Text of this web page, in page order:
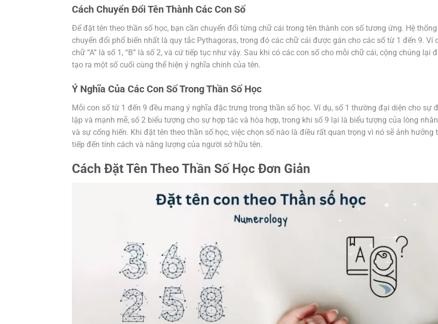
Cách Chuyển Đổi Tên Thành Các Con Số
Để đặt tên theo thần số học, bạn cần chuyển đổi từng chữ cái trong tên thành con số tương ứng. Hệ thống
chuyển đổi phổ biến nhất là quy tắc Pythagoras, trong đó các chữ cái được gán cho các số từ 1 đến 9. Ví
chữ “A” là số 1, “B” là số 2, và cứ tiếp tục như vậy. Sau khi có các con số cho mỗi chữ cái, cộng chúng lại
tạo ra một số cuối cùng thể hiện ý nghĩa chính của tên.
Ý Nghĩa Của Các Con Số Trong Thần Số Học
Mỗi con số từ 1 đến 9 đều mang ý nghĩa đặc trưng trong thần số học. Ví dụ, số 1 thường đại diện cho sự
lập và mạnh mẽ, số 2 biểu tượng cho sự hợp tác và hòa hợp, trong khi số 9 lại là biểu tượng của lòng
và sự cống hiến. Khi đặt tên theo thần số học, việc chọn số nào là điều rất quan trọng vì nó sẽ ảnh hưởng
tiếp đến tính cách và năng lượng của người sở hữu tên.
Cách Đặt Tên Theo Thần Số Học Đơn Giản